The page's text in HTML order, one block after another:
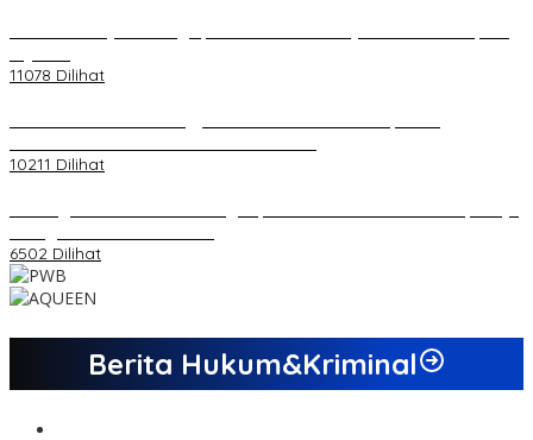
11078 Dilihat
10211 Dilihat
6502 Dilihat
Berita Hukum&Kriminal